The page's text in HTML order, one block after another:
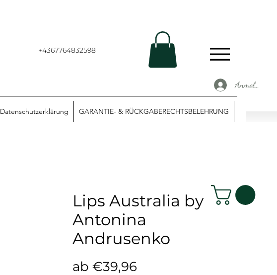
+4367764832598
Anmelden
Datenschutzerklärung GARANTIE- & RÜCKGABERECHTSBELEHRUNG
Lips Australia by
Antonina
Andrusenko
ab €39,96